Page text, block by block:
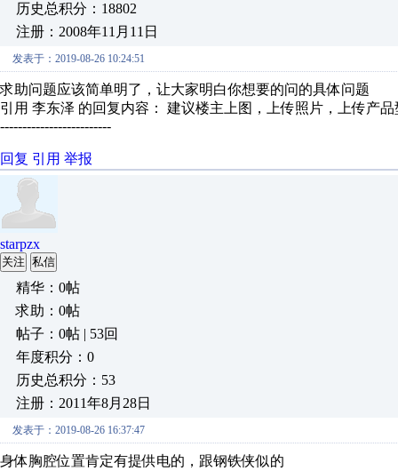
历史总积分：18802
注册：2008年11月11日
发表于：2019-08-26 10:24:51
求助问题应该简单明了，让大家明白你想要的问的具体问题
引用 李东泽 的回复内容： 建议楼主上图，上传照片，上传产
-------------------------
回复 引用 举报
starpzx
关注 私信
精华：0帖
求助：0帖
帖子：0帖 | 53回
年度积分：0
历史总积分：53
注册：2011年8月28日
发表于：2019-08-26 16:37:47
身体胸腔位置肯定有提供电的，跟钢铁侠似的